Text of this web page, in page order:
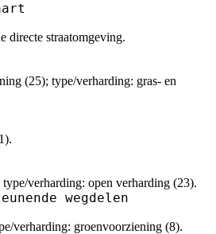
directe straatomgeving.
(25); type/verharding: gras- en
type/verharding: open verharding (23).
wegdelen
verharding: groenvoorziening (8).